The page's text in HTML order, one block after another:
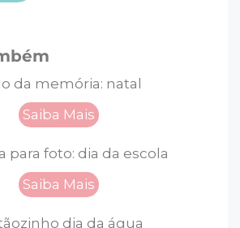
da memória: natal
Saiba Mais
para foto: dia da escola
Saiba Mais
dia da água